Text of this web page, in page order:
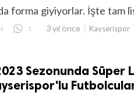
forma giyiyorlar. İşte tam
4 1 3 yıl önce Kayserispor
Sezonunda Süper